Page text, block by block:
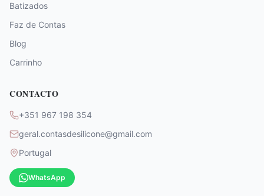
Batizados
Faz de Contas
Blog
Carrinho
CONTACTO
+351 967 198 354
geral.contasdesilicone@gmail.com
Portugal
WhatsApp